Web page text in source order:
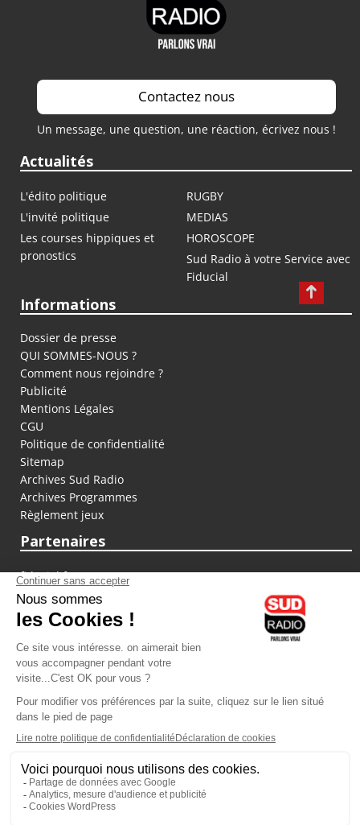
Contactez nous
Un message, une question, une réaction, écrivez nous !
Actualités
L'édito politique
RUGBY
L'invité politique
MEDIAS
Les courses hippiques et
pronostics
HOROSCOPE
Sud Radio à votre Service avec
Fiducial
Informations
Dossier de presse
QUI SOMMES-NOUS ?
Comment nous rejoindre ?
Publicité
Mentions Légales
CGU
Politique de confidentialité
Sitemap
Archives Sud Radio
Archives Programmes
Règlement jeux
Partenaires
fiducial.fr
lyoncapitale.fr
olympique-et-lyonnais.com
L'application Iphone / Android
Téléchargez l'application
Les cookies
Gestion des cookies
Crédit photos : ©Sud Radio / Pierre Olivier